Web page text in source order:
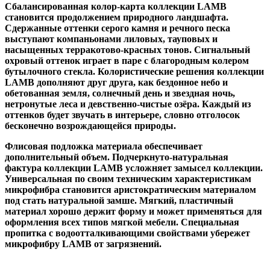
Сбалансированная колор-карта коллекции LAMB
становится продолжением природного ландшафта.
Сдержанные оттенки серого камня и речного песка
выступают компаньонами лиловых, тауповых и
насыщенных терракотово-красных тонов. Сигнальный
охровый оттенок играет в паре с благородным колером
бутылочного стекла. Колористические решения коллекции
LAMB дополняют друг друга, как бездонное небо и
обетованная земля, солнечный день и звездная ночь,
нетронутые леса и девственно-чистые озёра. Каждый из
оттенков будет звучать в интерьере, словно отголосок
бесконечно возрождающейся природы.
Флисовая подложка материала обеспечивает
дополнительный объем. Подчеркнуто-натуральная
фактура коллекции LAMB усложняет замысел коллекции.
Универсальная по своим техническим характеристикам
микрофибра становится аристократическим материалом
под стать натуральной замше. Мягкий, пластичный
материал хорошо держит форму и может применяться для
оформления всех типов мягкой мебели. Специальная
пропитка с водоотталкивающими свойствами убережет
микрофибру LAMB от загрязнений.